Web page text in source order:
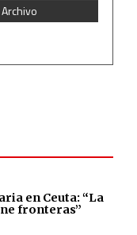
Archivo
en Ceuta: “La
fronteras”